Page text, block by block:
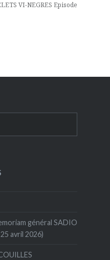
VI-NEGRES Episode
général SADIO
avril 2026)